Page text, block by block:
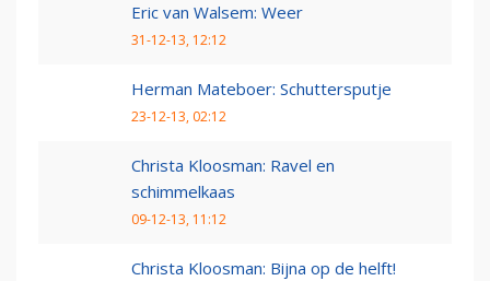
Eric van Walsem: Weer
31-12-13, 12:12
Herman Mateboer: Schuttersputje
23-12-13, 02:12
Christa Kloosman: Ravel en
schimmelkaas
09-12-13, 11:12
Christa Kloosman: Bijna op de helft!